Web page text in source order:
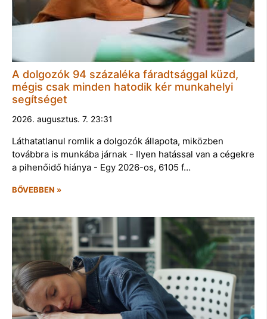
A dolgozók 94 százaléka fáradtsággal küzd,
mégis csak minden hatodik kér munkahelyi
segítséget
2026. augusztus. 7. 23:31
Láthatatlanul romlik a dolgozók állapota, miközben
továbbra is munkába járnak - Ilyen hatással van a cégekre
a pihenőidő hiánya - Egy 2026-os, 6105 f…
BŐVEBBEN »